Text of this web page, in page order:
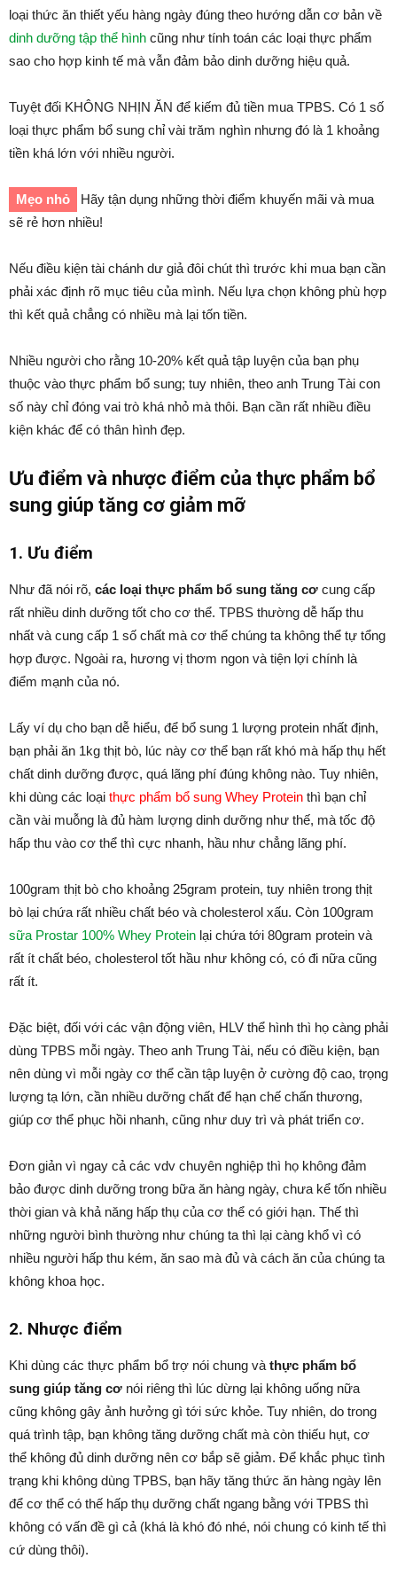
loại thức ăn thiết yếu hàng ngày đúng theo hướng dẫn cơ bản về
dinh dưỡng tập thể hình cũng như tính toán các loại thực phẩm
sao cho hợp kinh tế mà vẫn đảm bảo dinh dưỡng hiệu quả.
Tuyệt đối KHÔNG NHỊN ĂN để kiếm đủ tiền mua TPBS. Có 1 số
loại thực phẩm bổ sung chỉ vài trăm nghìn nhưng đó là 1 khoảng
tiền khá lớn với nhiều người.
Mẹo nhỏ
Hãy tận dụng những thời điểm khuyến mãi và mua
sẽ rẻ hơn nhiều!
Nếu điều kiện tài chánh dư giả đôi chút thì trước khi mua bạn cần
phải xác định rõ mục tiêu của mình. Nếu lựa chọn không phù hợp
thì kết quả chẳng có nhiều mà lại tốn tiền.
Nhiều người cho rằng 10-20% kết quả tập luyện của bạn phụ
thuộc vào thực phẩm bổ sung; tuy nhiên, theo anh Trung Tài con
số này chỉ đóng vai trò khá nhỏ mà thôi. Bạn cần rất nhiều điều
kiện khác để có thân hình đẹp.
Ưu điểm và nhược điểm của thực phẩm bổ
sung giúp tăng cơ giảm mỡ
1. Ưu điểm
Như đã nói rõ, các loại thực phẩm bổ sung tăng cơ cung cấp
rất nhiều dinh dưỡng tốt cho cơ thể. TPBS thường dễ hấp thu
nhất và cung cấp 1 số chất mà cơ thể chúng ta không thể tự tổng
hợp được. Ngoài ra, hương vị thơm ngon và tiện lợi chính là
điểm mạnh của nó.
Lấy ví dụ cho bạn dễ hiểu, để bổ sung 1 lượng protein nhất định,
bạn phải ăn 1kg thịt bò, lúc này cơ thể bạn rất khó mà hấp thụ hết
chất dinh dưỡng được, quá lãng phí đúng không nào. Tuy nhiên,
khi dùng các loại thực phẩm bổ sung Whey Protein thì bạn chỉ
cần vài muỗng là đủ hàm lượng dinh dưỡng như thế, mà tốc độ
hấp thu vào cơ thể thì cực nhanh, hầu như chẳng lãng phí.
100gram thịt bò cho khoảng 25gram protein, tuy nhiên trong thịt
bò lại chứa rất nhiều chất béo và cholesterol xấu. Còn 100gram
sữa Prostar 100% Whey Protein lại chứa tới 80gram protein và
rất ít chất béo, cholesterol tốt hầu như không có, có đi nữa cũng
rất ít.
Đặc biệt, đối với các vận động viên, HLV thể hình thì họ càng phải
dùng TPBS mỗi ngày. Theo anh Trung Tài, nếu có điều kiện, bạn
nên dùng vì mỗi ngày cơ thể cần tập luyện ở cường độ cao, trọng
lượng tạ lớn, cần nhiều dưỡng chất để hạn chế chấn thương,
giúp cơ thể phục hồi nhanh, cũng như duy trì và phát triển cơ.
Đơn giản vì ngay cả các vdv chuyên nghiệp thì họ không đảm
bảo được dinh dưỡng trong bữa ăn hàng ngày, chưa kể tốn nhiều
thời gian và khả năng hấp thụ của cơ thể có giới hạn. Thế thì
những người bình thường như chúng ta thì lại càng khổ vì có
nhiều người hấp thu kém, ăn sao mà đủ và cách ăn của chúng ta
không khoa học.
2. Nhược điểm
Khi dùng các thực phẩm bổ trợ nói chung và thực phẩm bổ
sung giúp tăng cơ nói riêng thì lúc dừng lại không uống nữa
cũng không gây ảnh hưởng gì tới sức khỏe. Tuy nhiên, do trong
quá trình tập, bạn không tăng dưỡng chất mà còn thiếu hụt, cơ
thể không đủ dinh dưỡng nên cơ bắp sẽ giảm. Để khắc phục tình
trạng khi không dùng TPBS, bạn hãy tăng thức ăn hàng ngày lên
để cơ thể có thế hấp thụ dưỡng chất ngang bằng với TPBS thì
không có vấn đề gì cả (khá là khó đó nhé, nói chung có kinh tế thì
cứ dùng thôi).